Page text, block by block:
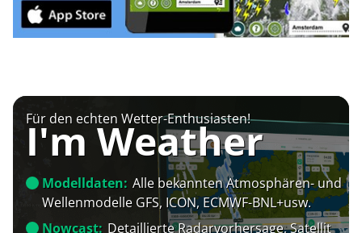
Für den echten Wetter-Enthusiasten!
I'm Weather
Modelldaten: Alle bekannten Atmosphären- und
Wellenmodelle GFS, ICON, ECMWF-BNL+usw.
Nowcast: Detaillierte Radarvorhersage, Satellit